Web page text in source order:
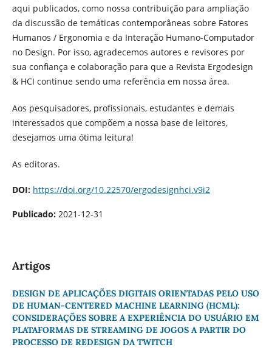
aqui publicados, como nossa contribuição para ampliação
da discussão de temáticas contemporâneas sobre Fatores
Humanos / Ergonomia e da Interação Humano-Computador
no Design. Por isso, agradecemos autores e revisores por
sua confiança e colaboração para que a Revista Ergodesign
& HCI continue sendo uma referência em nossa área.
Aos pesquisadores, profissionais, estudantes e demais
interessados que compõem a nossa base de leitores,
desejamos uma ótima leitura!
As editoras.
DOI: https://doi.org/10.22570/ergodesignhci.v9i2
Publicado: 2021-12-31
Artigos
DESIGN DE APLICAÇÕES DIGITAIS ORIENTADAS PELO USO
DE HUMAN-CENTERED MACHINE LEARNING (HCML):
CONSIDERAÇÕES SOBRE A EXPERIÊNCIA DO USUÁRIO EM
PLATAFORMAS DE STREAMING DE JOGOS A PARTIR DO
PROCESSO DE REDESIGN DA TWITCH